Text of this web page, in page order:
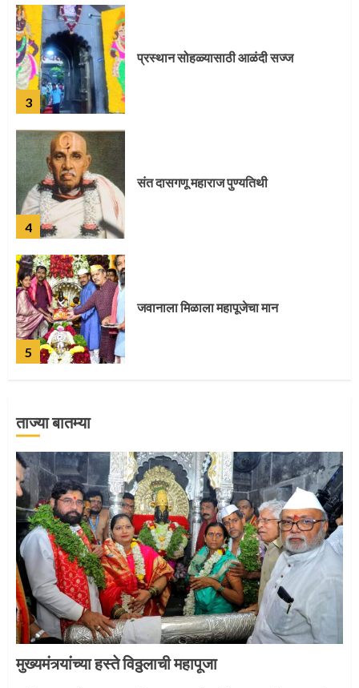
3
प्रस्थान सोहळ्यासाठी आळंदी सज्ज
4
संत दासगणू महाराज पुण्यतिथी
5
जवानाला मिळाला महापूजेचा मान
1
2
नगरच्या काळे दाम्पत्याला महापूजेचा मान
ताज्या बातम्या
मुख्यमंत्र्यांच्या हस्ते विठ्ठलाची महापूजा